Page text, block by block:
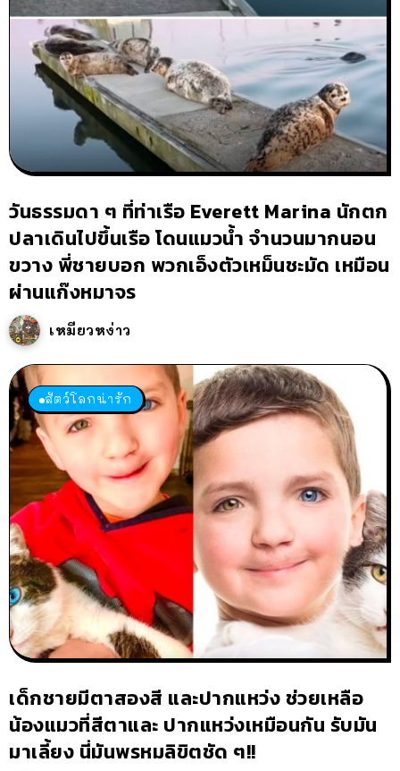
วันธรรมดา ๆ ที่ท่าเรือ Everett Marina นักตก
ปลาเดินไปขึ้นเรือ โดนแมวน้ำ จำนวนมากนอน
ขวาง พี่ชายบอก พวกเอ็งตัวเหม็นชะมัด เหมือน
ผ่านแก๊งหมาจร
เหมียวหง่าว
สัตว์โลกน่ารัก
เด็กชายมีตาสองสี และปากแหว่ง ช่วยเหลือ
น้องแมวที่สีตาและ ปากแหว่งเหมือนกัน รับมัน
มาเลี้ยง นี่มันพรหมลิขิตชัด ๆ!!